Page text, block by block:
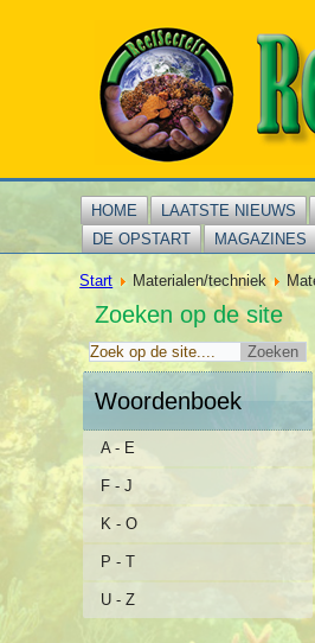
HOME LAATSTE NIEUWS
DE OPSTART
MAGAZINES
Start Materialen/techniek
Zoeken op de site
Woordenboek
A - E
F - J
K - O
P - T
U - Z